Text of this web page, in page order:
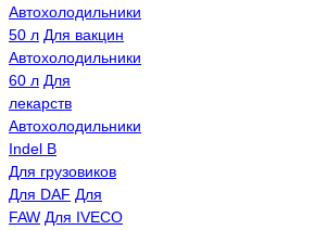
Автохолодильники
50 л Для вакцин
Автохолодильники
60 л Для
лекарств
Автохолодильники
Indel B
Для грузовиков
Для DAF Для
FAW Для IVECO